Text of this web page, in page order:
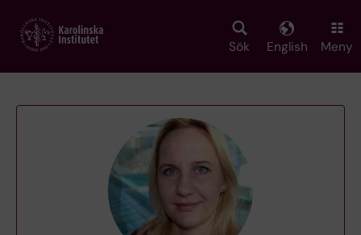
main
Sök English Meny